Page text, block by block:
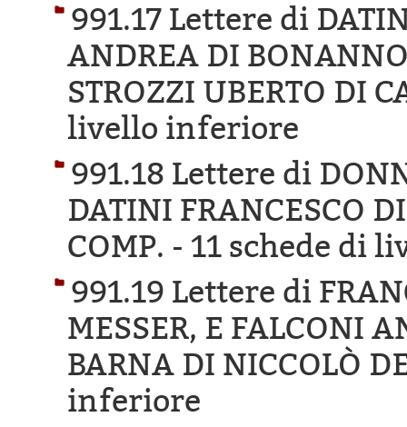
991.17 Lettere di
ANDREA DI
STROZZI UBERTO DI
livello inferiore
991.18 Lettere di
DATINI FRANCESCO
COMP. - 11 schede di
991.19 Lettere di
MESSER, E FALCONI
BARNA DI NICCOLÒ
inferiore